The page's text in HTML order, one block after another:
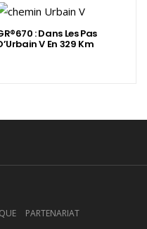
: Dans Les Pas
V En 329 Km
PARTENARIAT